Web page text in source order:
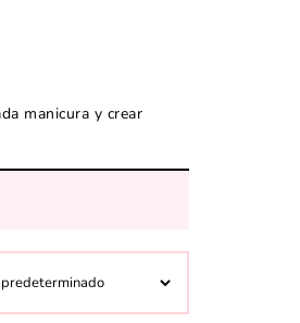
manicura y crear